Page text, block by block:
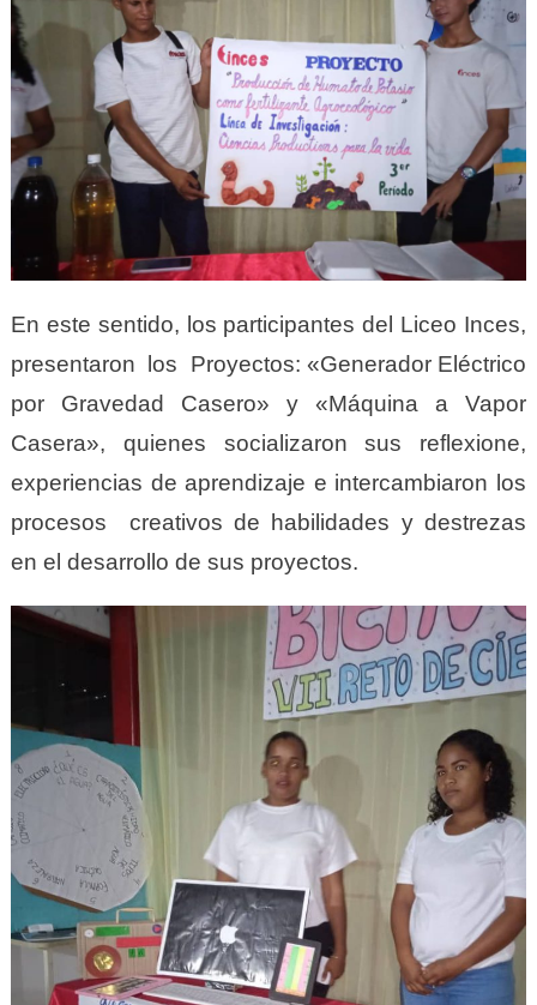
En este sentido, los participantes del Liceo Inces,
presentaron los Proyectos: «Generador Eléctrico
por Gravedad Casero» y «Máquina a Vapor
Casera», quienes socializaron sus reflexione,
experiencias de aprendizaje e intercambiaron los
procesos creativos de habilidades y destrezas
en el desarrollo de sus proyectos.